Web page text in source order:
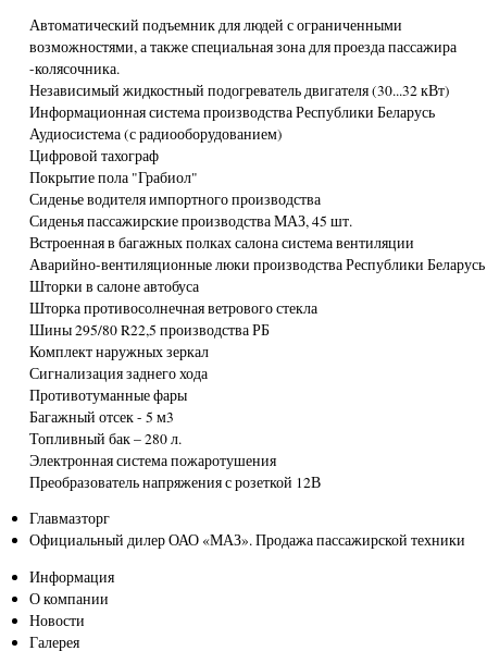
Автоматический подъемник для людей с ограниченными
возможностями, а также специальная зона для проезда пассажира
-колясочника.
Независимый жидкостный подогреватель двигателя (30...32 кВт)
Информационная система производства Республики Беларусь
Аудиосистема (с радиооборудованием)
Цифровой тахограф
Покрытие пола "Грабиол"
Сиденье водителя импортного производства
Сиденья пассажирские производства МАЗ, 45 шт.
Встроенная в багажных полках салона система вентиляции
Аварийно-вентиляционные люки производства Республики Беларусь
Шторки в салоне автобуса
Шторка противосолнечная ветрового стекла
Шины 295/80 R22,5 производства РБ
Комплект наружных зеркал
Сигнализация заднего хода
Противотуманные фары
Багажный отсек - 5 м3
Топливный бак – 280 л.
Электронная система пожаротушения
Преобразователь напряжения с розеткой 12В
Главмазторг
Официальный дилер ОАО «МАЗ». Продажа пассажирской техники
Информация
О компании
Новости
Галерея